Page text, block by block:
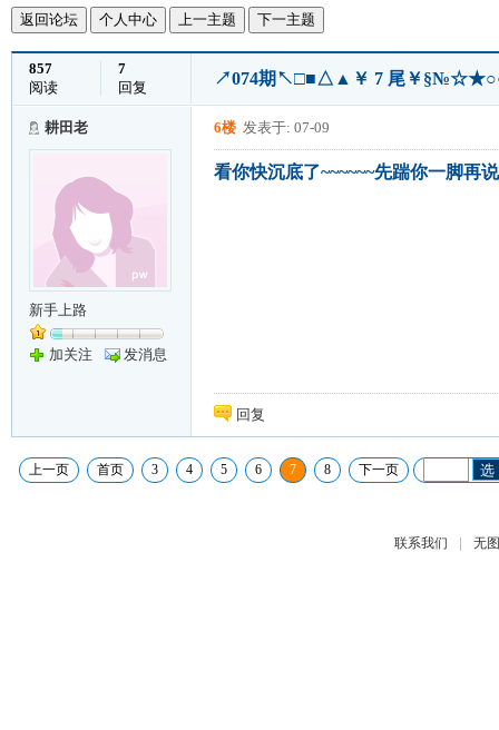
返回论坛 个人中心 上一主题 下一主题
857
阅读
7
回复
↗074期↖□■△▲￥ 7 尾￥
耕田老
新手上路
加关注 发消息
6楼 发表于: 07-09
看你快沉底了~~~~~~先踹你一脚再说
回复
上一页 首页 3 4 5 6 7 8 下一页 选
联系我们 | 无